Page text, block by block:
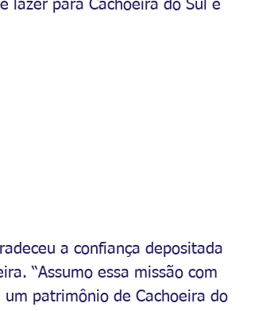
lazer para Cachoeira do Sul e
a confiança depositada
“Assumo essa missão com
patrimônio de Cachoeira do